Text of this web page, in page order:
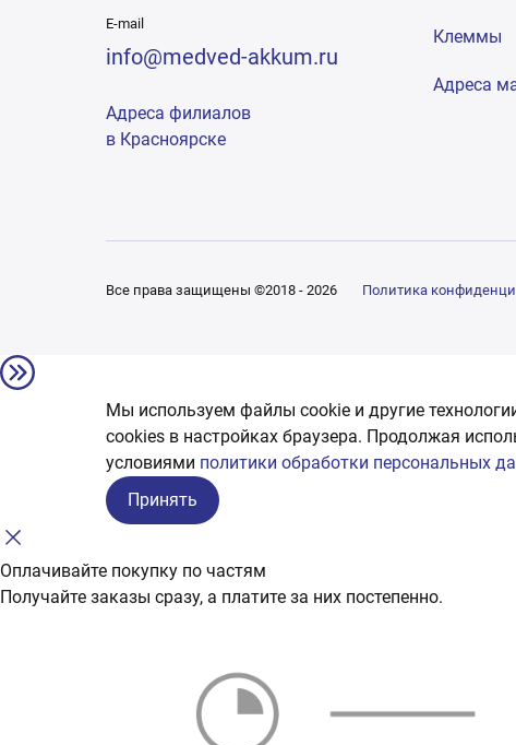
E-mail
info@medved-akkum.ru
Адреса филиалов
в Красноярске
Клеммы
Адреса
Все права защищены ©2018 - 2026 Политика
Мы используем файлы cookie и другие
сookies в настройках браузера. Продолжая
условиями политики обработки персональных
Принять
Оплачивайте покупку по частям
Получайте заказы сразу, а платите за них постепенно.